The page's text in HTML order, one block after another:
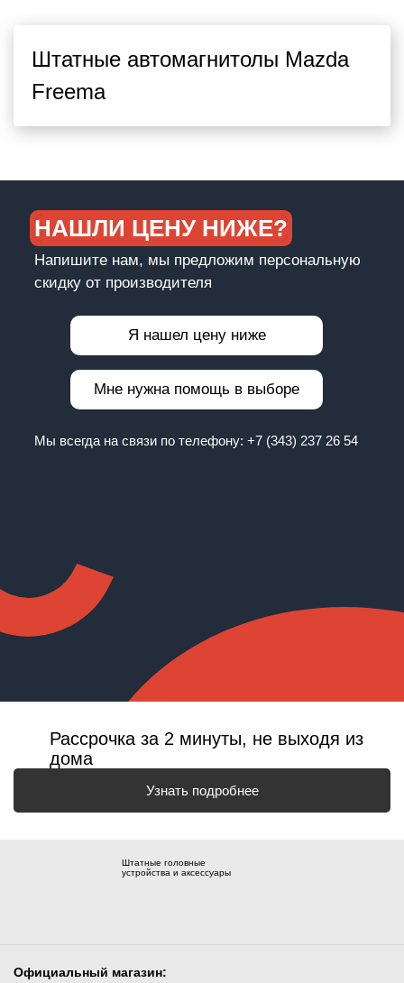
Штатные автомагнитолы Mazda
Freema
НАШЛИ ЦЕНУ НИЖЕ?
Напишите нам, мы предложим персональную
скидку от производителя
Я нашел цену ниже
Мне нужна помощь в выборе
Мы всегда на связи по телефону: +7 (343) 237 26 54
Рассрочка за 2 минуты, не выходя из
дома
Узнать подробнее
Штатные головные
устройства и аксессуары
Официальный магазин: